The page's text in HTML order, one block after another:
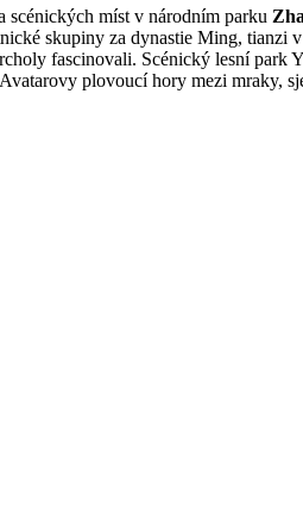
scénických míst v národním parku
skupiny za dynastie Ming,
fascinovali. Scénický lesní park
plovoucí hory mezi mraky,